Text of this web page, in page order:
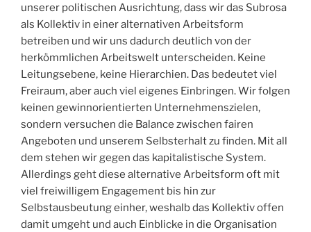
unserer politischen Ausrichtung, dass wir das Subrosa
als Kollektiv in einer alternativen Arbeitsform
betreiben und wir uns dadurch deutlich von der
herkömmlichen Arbeitswelt unterscheiden. Keine
Leitungsebene, keine Hierarchien. Das bedeutet viel
Freiraum, aber auch viel eigenes Einbringen. Wir folgen
keinen gewinnorientierten Unternehmenszielen,
sondern versuchen die Balance zwischen fairen
Angeboten und unserem Selbsterhalt zu finden. Mit all
dem stehen wir gegen das kapitalistische System.
Allerdings geht diese alternative Arbeitsform oft mit
viel freiwilligem Engagement bis hin zur
Selbstausbeutung einher, weshalb das Kollektiv offen
damit umgeht und auch Einblicke in die Organisation